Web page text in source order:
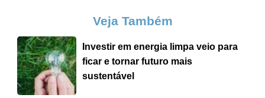
Veja Também
Investir em energia limpa veio para
ficar e tornar futuro mais
sustentável